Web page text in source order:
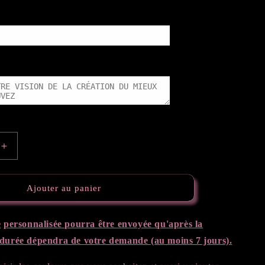
Augmenter
la
quantité
Cendrier
Ajouter au panier
personnalisée pourra être envoyée qu'après la
dépendra de votre demande (au moins 7 jours).